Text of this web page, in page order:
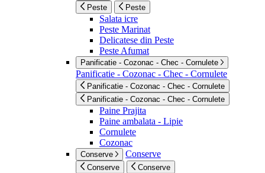
Peste Peste
Salata icre
Peste Marinat
Delicatese din Peste
Peste Afumat
Panificatie - Cozonac - Chec - Cornulete
Panificatie - Cozonac - Chec - Cornulete
Panificatie - Cozonac - Chec - Cornulete
Panificatie - Cozonac - Chec - Cornulete
Paine Prajita
Paine ambalata - Lipie
Cornulete
Cozonac
Conserve Conserve
Conserve Conserve